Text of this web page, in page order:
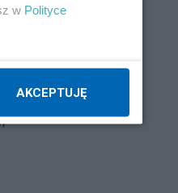
w Polityce
AKCEPTUJĘ